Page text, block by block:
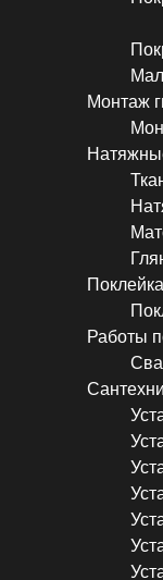
Монтаж
Работы